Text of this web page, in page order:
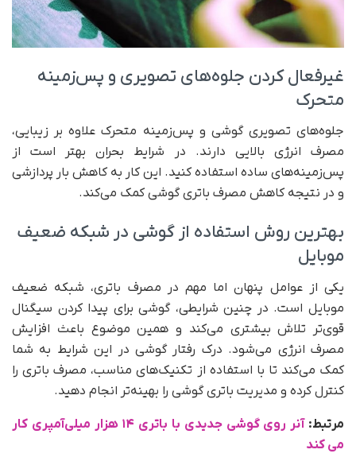
غیرفعال کردن جلوه‌های تصویری و پس‌زمینه
متحرک
جلوه‌های تصویری گوشی و پس‌زمینه متحرک علاوه بر زیبایی،
مصرف انرژی بالایی دارند. در شرایط بحران بهتر است از
پس‌زمینه‌های ساده استفاده کنید. این کار به کاهش بار پردازشی
و در نتیجه کاهش مصرف باتری گوشی کمک می‌کند.
بهترین روش استفاده از گوشی در شبکه ضعیف
موبایل
یکی از عوامل پنهان اما مهم در مصرف باتری، شبکه ضعیف
موبایل است. در چنین شرایطی، گوشی برای پیدا کردن سیگنال
قوی‌تر تلاش بیشتری می‌کند و همین موضوع باعث افزایش
مصرف انرژی می‌شود. درک رفتار گوشی در این شرایط به شما
کمک می‌کند تا با استفاده از تکنیک‌های مناسب، مصرف باتری را
کنترل کرده و مدیریت باتری گوشی را بهینه‌تر انجام دهید.
مرتبط:
آنر روی گوشی جدیدی با باتری ۱۴ هزار میلی‌آمپری کار
می‌ کند